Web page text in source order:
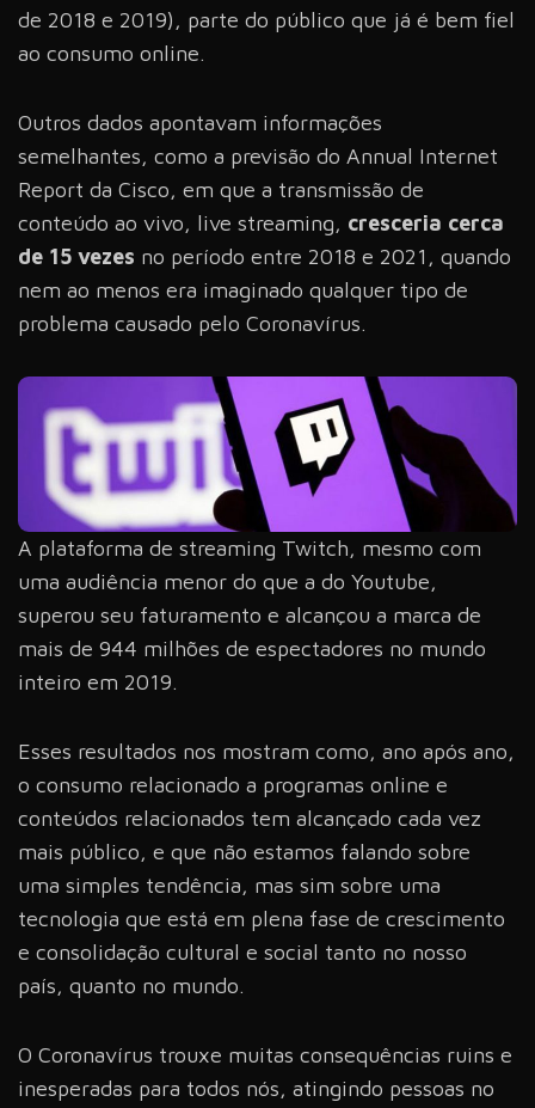
de 2018 e 2019), parte do público que já é bem fiel
ao consumo online.
Outros dados apontavam informações
semelhantes, como a previsão do Annual Internet
Report da Cisco, em que a transmissão de
conteúdo ao vivo, live streaming, cresceria cerca
de 15 vezes no período entre 2018 e 2021, quando
nem ao menos era imaginado qualquer tipo de
problema causado pelo Coronavírus.
A plataforma de streaming Twitch, mesmo com
uma audiência menor do que a do Youtube,
superou seu faturamento e alcançou a marca de
mais de 944 milhões de espectadores no mundo
inteiro em 2019.
Esses resultados nos mostram como, ano após ano,
o consumo relacionado a programas online e
conteúdos relacionados tem alcançado cada vez
mais público, e que não estamos falando sobre
uma simples tendência, mas sim sobre uma
tecnologia que está em plena fase de crescimento
e consolidação cultural e social tanto no nosso
país, quanto no mundo.
O Coronavírus trouxe muitas consequências ruins e
inesperadas para todos nós, atingindo pessoas no